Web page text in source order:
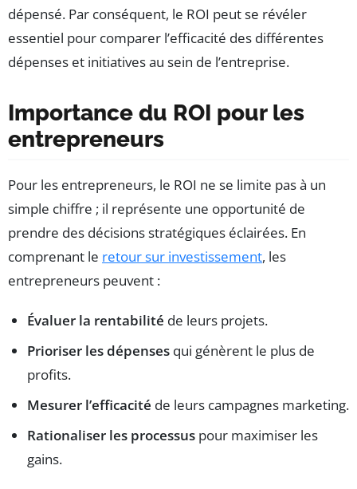
dépensé. Par conséquent, le ROI peut se révéler
essentiel pour comparer l’efficacité des différentes
dépenses et initiatives au sein de l’entreprise.
Importance du ROI pour les
entrepreneurs
Pour les entrepreneurs, le ROI ne se limite pas à un
simple chiffre ; il représente une opportunité de
prendre des décisions stratégiques éclairées. En
comprenant le retour sur investissement, les
entrepreneurs peuvent :
Évaluer la rentabilité de leurs projets.
Prioriser les dépenses qui génèrent le plus de
profits.
Mesurer l’efficacité de leurs campagnes marketing.
Rationaliser les processus pour maximiser les
gains.